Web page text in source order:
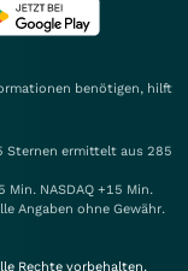
benötigen, hilft
Sternen ermittelt aus 285
NASDAQ +15 Min.
Angaben ohne Gewähr.
Rechte vorbehalten.